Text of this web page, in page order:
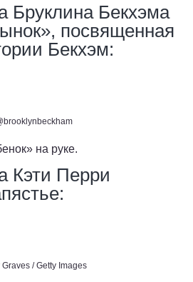
Бруклина Бекхэма
посвященная
Бекхэм:
на руке.
Кэти Перри
Graves / Getty Images